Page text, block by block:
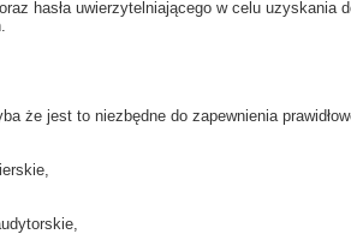
hasła uwierzytelniającego w celu
że jest to niezbędne do zapewnienia